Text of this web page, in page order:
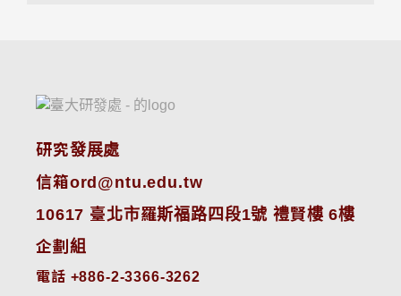
研究發展處
信箱ord@ntu.edu.tw
10617 臺北市羅斯福路四段1號 禮賢樓 6樓
企劃組
電話 +886-2-3366-3262